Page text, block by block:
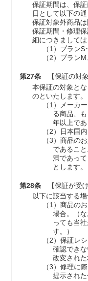
保証期間は、保
日として以下の
保証対象外商品
保証期間・修理
細につきまして
（1）プラン
（2）プラン
第27条
【保証の対
本保証の対象と
のといたします。
（1）メーカ
る商品、
年以上であ
（2）日本国
（3）商品の
であるこ
満であっ
とします。
第28条
【保証が受
以下に該当する
（1）商品の
場合。（
っても当
す。）
（2）保証レ
確認でき
改変された
（3）修理に
提示され